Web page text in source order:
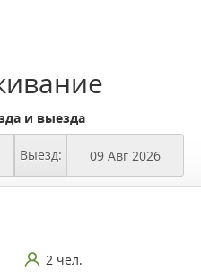
и выезда
Выезд:
2 чел.